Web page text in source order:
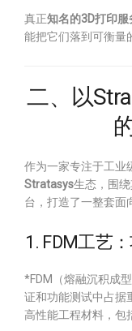
真正知名的3D打印
能把它们落到可衡量
二、以
作为一家专注于工业
Stratasys生态，围
台，打造了一整套面
1. FDM工艺
*FDM（熔融沉积成
证和功能测试中占据
高性能工程材料，包